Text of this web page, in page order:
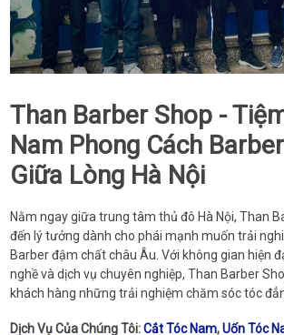
Than Barber Shop -
Nam Phong Cách
Giữa Lòng Hà Nội
Nằm ngay giữa trung tâm thủ đô Hà Nội, Than
đến lý tưởng dành cho phái mạnh muốn trải
Barber đậm chất châu Âu. Với không gian hiện
nghề và dịch vụ chuyên nghiệp, Than Barber
khách hàng những trải nghiệm chăm sóc tóc
Dịch Vụ Của Chúng Tôi:Cắt Tóc Nam,Uốn Tóc